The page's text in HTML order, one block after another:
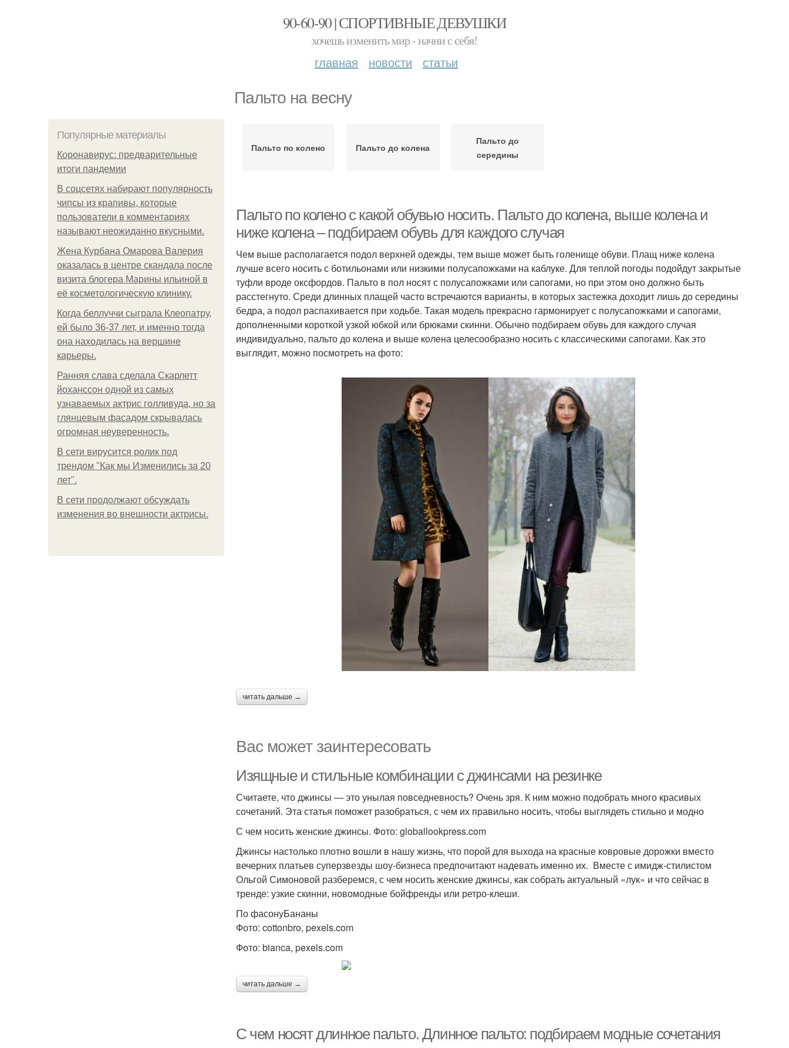
90-60-90 | СПОРТИВНЫЕ ДЕВУШКИ
хочешь изменить мир - начни с себя!
главная новости статьи
Пальто на весну
Популярные материалы
Коронавирус: предварительные
итоги пандемии
В соцсетях набирают популярность
чипсы из крапивы, которые
пользователи в комментариях
называют неожиданно вкусными.
Жена Курбана Омарова Валерия
оказалась в центре скандала после
визита блогера Марины ильиной в
её косметологическую клинику.
Когда беллуччи сыграла Клеопатру,
ей было 36-37 лет, и именно тогда
она находилась на вершине
карьеры.
Ранняя слава сделала Скарлетт
йоханссон одной из самых
узнаваемых актрис голливуда, но за
глянцевым фасадом скрывалась
огромная неуверенность.
В сети вирусится ролик под
трендом "Как мы Изменились за 20
лет".
В сети продолжают обсуждать
изменения во внешности актрисы.
Пальто по колено Пальто до колена
Пальто до
середины
Пальто по колено с какой обувью носить. Пальто до колена, выше колена и
ниже колена – подбираем обувь для каждого случая
Чем выше располагается подол верхней одежды, тем выше может быть голенище обуви. Плащ ниже колена
лучше всего носить с ботильонами или низкими полусапожками на каблуке. Для теплой погоды подойдут закрытые
туфли вроде оксфордов. Пальто в пол носят с полусапожками или сапогами, но при этом оно должно быть
расстегнуто. Среди длинных плащей часто встречаются варианты, в которых застежка доходит лишь до середины
бедра, а подол распахивается при ходьбе. Такая модель прекрасно гармонирует с полусапожками и сапогами,
дополненными короткой узкой юбкой или брюками скинни. Обычно подбираем обувь для каждого случая
индивидуально, пальто до колена и выше колена целесообразно носить с классическими сапогами. Как это
выглядит, можно посмотреть на фото:
читать дальше →
Вас может заинтересовать
Изящные и стильные комбинации с джинсами на резинке
Считаете, что джинсы — это унылая повседневность? Очень зря. К ним можно подобрать много красивых
сочетаний. Эта статья поможет разобраться, с чем их правильно носить, чтобы выглядеть стильно и модно
С чем носить женские джинсы. Фото: globallookpress.com
Джинсы настолько плотно вошли в нашу жизнь, что порой для выхода на красные ковровые дорожки вместо
вечерних платьев суперзвезды шоу-бизнеса предпочитают надевать именно их. Вместе с имидж-стилистом
Ольгой Симоновой разберемся, с чем носить женские джинсы, как собрать актуальный «лук» и что сейчас в
тренде: узкие скинни, новомодные бойфренды или ретро-клеши.
По фасонуБананы
Фото: cottonbro, pexels.com
Фото: bianca, pexels.com
читать дальше →
С чем носят длинное пальто. Длинное пальто: подбираем модные сочетания